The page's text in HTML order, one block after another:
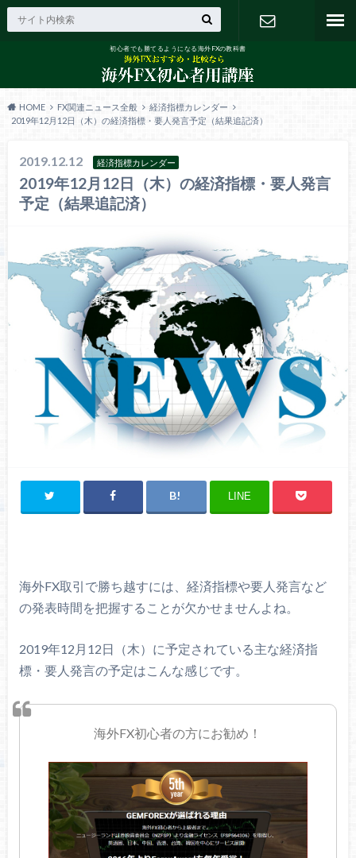
初心者でも勝てるようになる海外FXの教科書
HOME FX関連ニュース全般
経済指標カレンダー
2019年12月12日（木）の経済指標・要人発言予定（結果追記済）
2019.12.12 経済指標カレンダー
2019年12月12日（木）の経済指標・要人発言
予定（結果追記済）
LINE
海外FX取引で勝ち越すには、経済指標や要人発言など
の発表時間を把握することが欠かせませんよね。
2019年12月12日（木）に予定されている主な経済指
標・要人発言の予定はこんな感じです。
海外FX初心者の方にお勧め！